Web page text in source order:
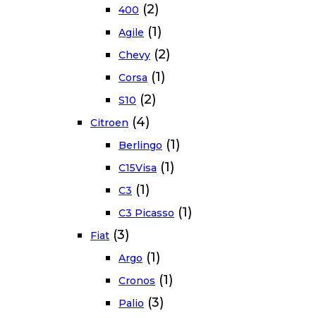
400 (2)
Agile (1)
Chevy (2)
Corsa (1)
S10 (2)
Citroen (4)
Berlingo (1)
C15Visa (1)
C3 (1)
C3 Picasso (1)
Fiat (3)
Argo (1)
Cronos (1)
Palio (3)